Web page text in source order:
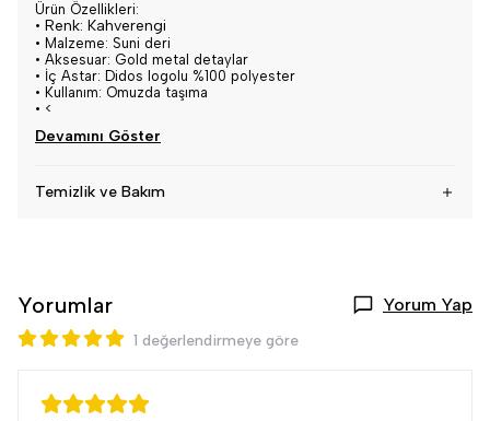
Ürün Özellikleri:
• Renk: Kahverengi
• Malzeme: Suni deri
• Aksesuar: Gold metal detaylar
• İç Astar: Didos logolu %100 polyester
• Kullanım: Omuzda taşıma
• <
Devamını Göster
Temizlik ve Bakım
Yorumlar Yorum Yap
1 değerlendirmeye göre